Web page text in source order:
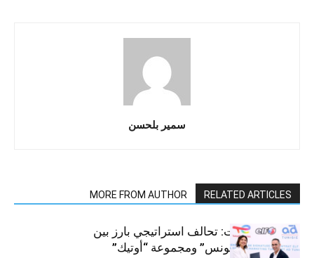
سمير بلحسن
RELATED ARTICLES
MORE FROM AUTHOR
قطاع السيارات: تحالف استراتيجي بارز بين
“توتال إنرجيز تونس” ومجموعة “أوتيك”